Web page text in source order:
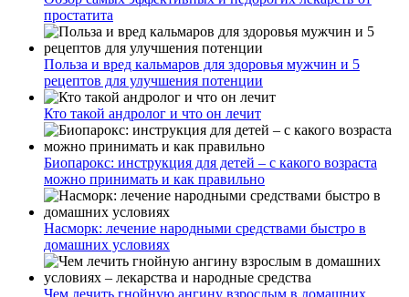
простатита
Польза и вред кальмаров для здоровья мужчин и 5
рецептов для улучшения потенции
Кто такой андролог и что он лечит
Биопарокс: инструкция для детей – с какого возраста
можно принимать и как правильно
Насморк: лечение народными средствами быстро в
домашних условиях